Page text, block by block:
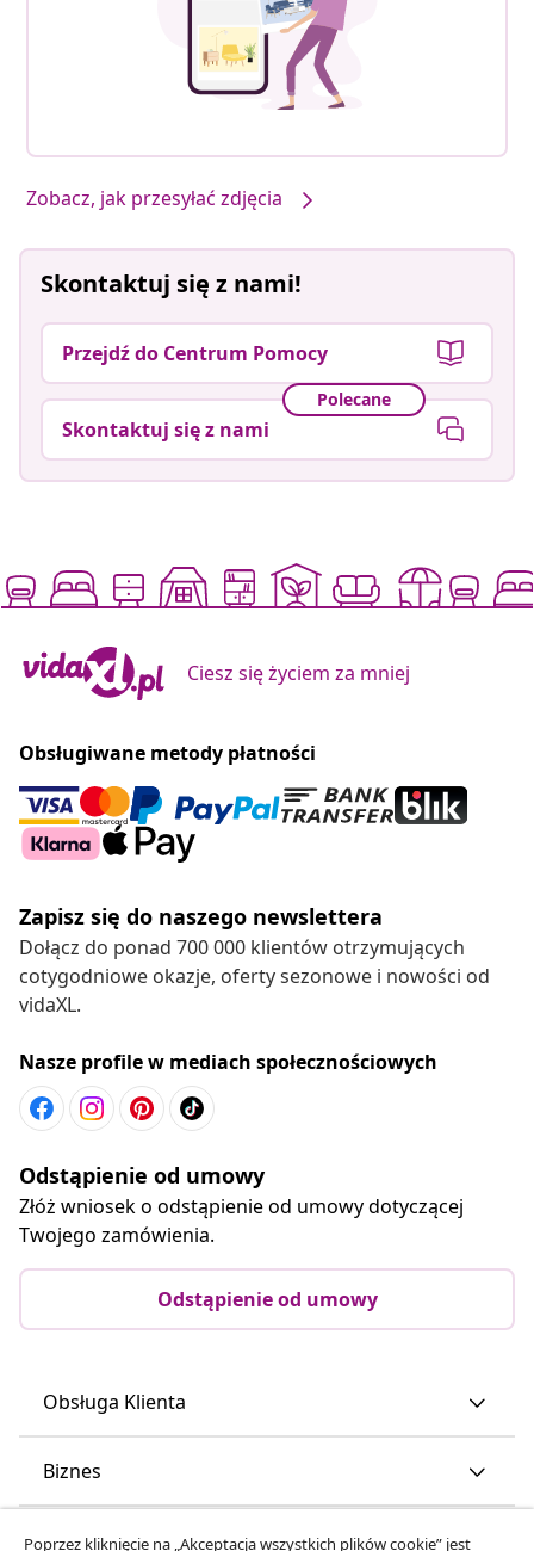
Zobacz, jak przesyłać zdjęcia
Skontaktuj się z nami!
Przejdź do Centrum Pomocy
Polecane
Skontaktuj się z nami
Ciesz się życiem za mniej
Obsługiwane metody płatności
Zapisz się do naszego newslettera
Dołącz do ponad 700 000 klientów otrzymujących
cotygodniowe okazje, oferty sezonowe i nowości od
vidaXL.
Nasze profile w mediach społecznościowych
Odstąpienie od umowy
Złóż wniosek o odstąpienie od umowy dotyczącej
Twojego zamówienia.
Odstąpienie od umowy
Obsługa Klienta
Biznes
vidaXL
Poprzez kliknięcie na „Akceptacja wszystkich plików cookie” jest